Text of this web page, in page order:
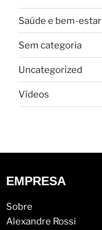
Saúde e bem-estar
Sem categoria
Uncategorized
Vídeos
EMPRESA
Sobre
Alexandre Rossi